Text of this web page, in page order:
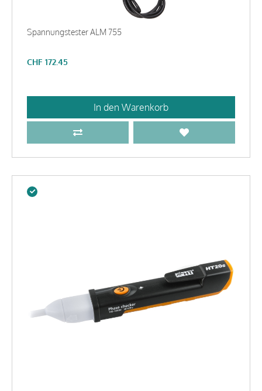
Spannungstester ALM 755
CHF 172.45
In den Warenkorb